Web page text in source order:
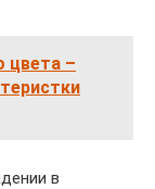
цвета –
в